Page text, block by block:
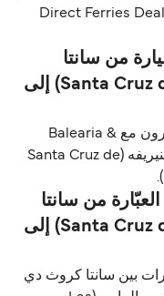
و لاس بالماس (Las Palmas). استخدم Direct Ferries Deal
من سانتا
كروث دي تينيريفه (Santa Cruz de Tenerife) إلى
إيه، الركاب بدون سيارات يقدرون يسافرون مع Balearia &
Naviera Armas بين سانتا كروث دي تينيريفه (Santa Cruz de
من سانتا
كروث دي تينيريفه (Santa Cruz de Tenerife) إلى
بين سانتا كروث دي